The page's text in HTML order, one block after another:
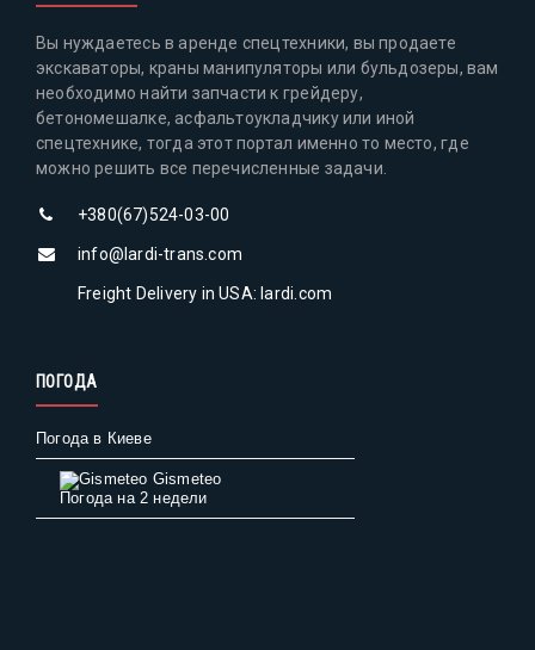
Вы нуждаетесь в аренде спецтехники, вы продаете
экскаваторы, краны манипуляторы или бульдозеры, вам
необходимо найти запчасти к грейдеру,
бетономешалке, асфальтоукладчику или иной
спецтехнике, тогда этот портал именно то место, где
можно решить все перечисленные задачи.
+380(67)524-03-00
info@lardi-trans.com
Freight Delivery in USA: lardi.com
ПОГОДА
Погода в Киеве
Gismeteo
Погода на 2 недели